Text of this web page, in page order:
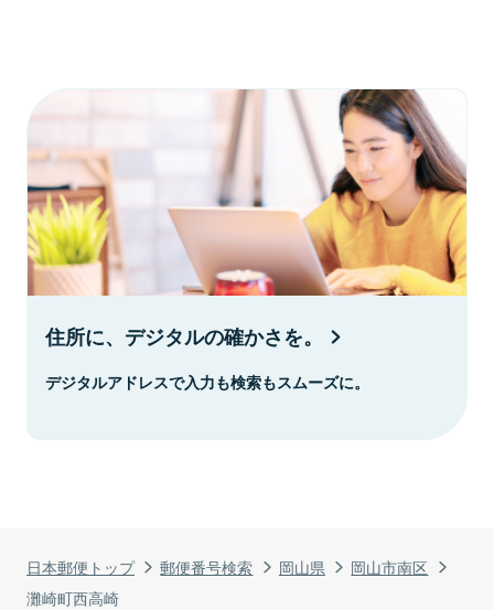
日本郵便トップ 郵便番号検索 岡山県
岡山市南区
灘崎町西高崎
住所に、デジタルの確かさを。
デジタルアドレスで入力も検索もスムーズに。